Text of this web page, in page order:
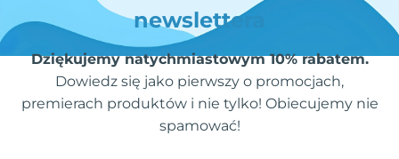
newslettera
Dziękujemy natychmiastowym 10% rabatem.
Dowiedz się jako pierwszy o promocjach,
premierach produktów i nie tylko! Obiecujemy nie
spamować!